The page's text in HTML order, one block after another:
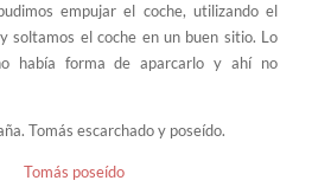
empujar el coche, utilizando el
soltamos el coche en un buen sitio. Lo
había forma de aparcarlo y ahí no
Tomás escarchado y poseído.